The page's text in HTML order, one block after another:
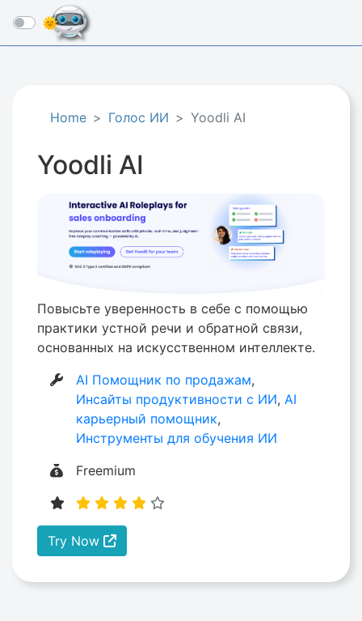
☰
Home Голос ИИ Yoodli AI
Yoodli AI
Повысьте уверенность в себе с помощью
практики устной речи и обратной связи,
основанных на искусственном интеллекте.
AI Помощник по продажам,
Инсайты продуктивности с ИИ, AI
карьерный помощник,
Инструменты для обучения ИИ
Freemium
Try Now